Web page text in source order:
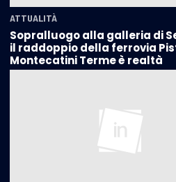
ATTUALITÀ
Sopralluogo alla galleria di
il raddoppio della ferrovia
Montecatini Terme è realtà